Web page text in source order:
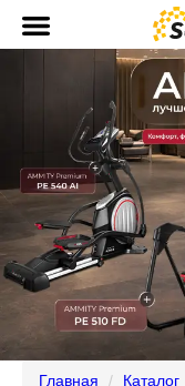
Главная Каталог